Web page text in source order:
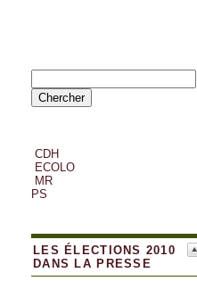
CDH
ECOLO
MR
PS
LES ÉLECTIONS 2010
DANS LA PRESSE